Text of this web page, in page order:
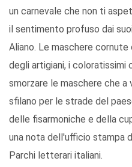
un carnevale che non ti
il sentimento profuso dai
Aliano. Le maschere
degli artigiani, i coloratissimi
smorzare le maschere che
sfilano per le strade del
delle fisarmoniche e della
una nota dell'ufficio stampa
Parchi letterari italiani.